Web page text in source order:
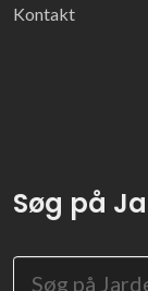
Kontakt
Søg på